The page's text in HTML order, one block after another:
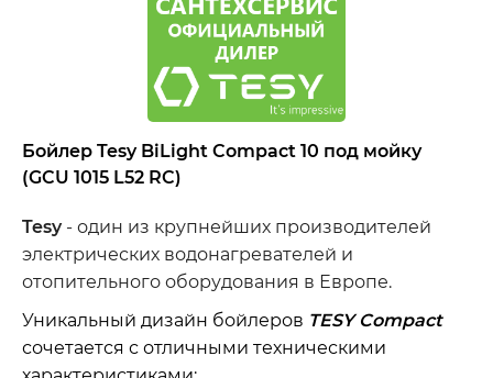
Бойлер Tesy BiLight Compact 10 под мойку
(GCU 1015 L52 RC)
Tesy- один из крупнейших производителей
электрических водонагревателей и
отопительного оборудования в Европе.
Уникальный дизайн бойлеров TESY Compact
сочетается с отличными техническими